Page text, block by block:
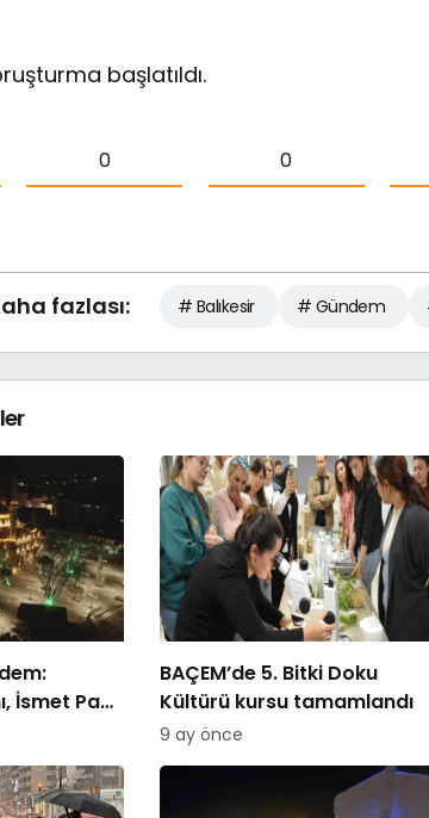
başlatıldı.
0 0
fazlası: # Balıkesir # Gündem
İsmet Paşa
BAÇEM’de 5. Bitki Doku
Kültürü kursu tamamlandı
9 ay önce